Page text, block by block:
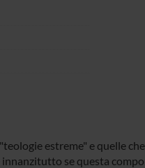
estreme" e quelle
se questa